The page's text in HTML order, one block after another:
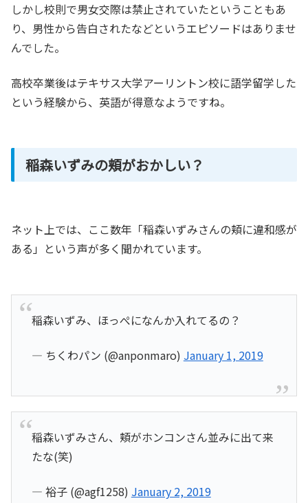
しかし校則で男女交際は禁止されていたということもあ
り、男性から告白されたなどというエピソードはありませ
んでした。
高校卒業後はテキサス大学アーリントン校に語学留学した
という経験から、英語が得意なようですね。
稲森いずみの頬がおかしい？
ネット上では、ここ数年「稲森いずみさんの頬に違和感が
ある」という声が多く聞かれています。
稲森いずみ、ほっぺになんか入れてるの？
— ちくわパン (@anponmaro) January 1, 2019
稲森いずみさん、頬がホンコンさん並みに出て来
たな(笑)
— 裕子 (@agf1258) January 2, 2019